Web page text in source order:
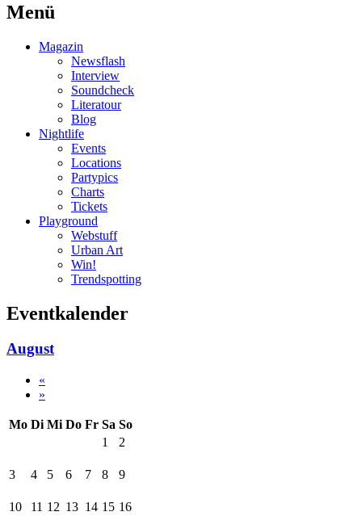
Menü
Magazin
Newsflash
Interview
Soundcheck
Literatour
Blog
Nightlife
Events
Locations
Partypics
Charts
Tickets
Playground
Webstuff
Urban Art
Win!
Trendspotting
Eventkalender
August
«
»
Mo Di Mi Do Fr Sa So
1
2
3 4 5 6 7 8 9
10 11 12 13 14 15 16